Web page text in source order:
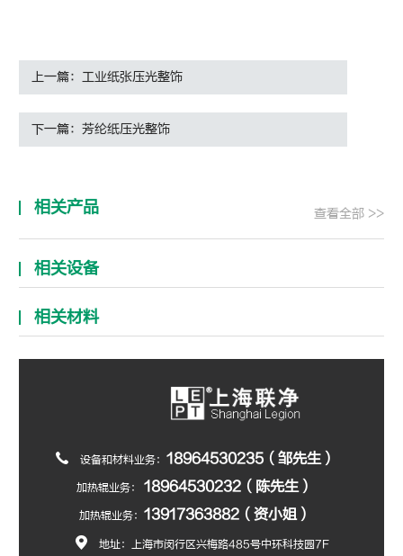
上一篇：工业纸张压光整饰
下一篇：芳纶纸压光整饰
相关产品 查看全部 >>
相关设备
相关材料
设备和材料业务： 18964530235（邹先生）
加热辊业务： 18964530232（陈先生）
加热辊业务： 13917363882（资小姐）
地址：上海市闵行区兴梅路485号中环科技园7F